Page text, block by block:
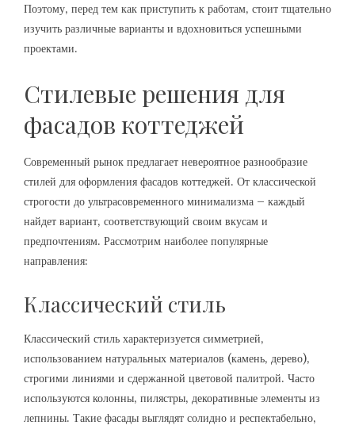
Поэтому‚ перед тем как приступить к работам‚ стоит тщательно
изучить различные варианты и вдохновиться успешными
проектами.
Стилевые решения для
фасадов коттеджей
Современный рынок предлагает невероятное разнообразие
стилей для оформления фасадов коттеджей. От классической
строгости до ультрасовременного минимализма – каждый
найдет вариант‚ соответствующий своим вкусам и
предпочтениям. Рассмотрим наиболее популярные
направления:
Классический стиль
Классический стиль характеризуется симметрией‚
использованием натуральных материалов (камень‚ дерево)‚
строгими линиями и сдержанной цветовой палитрой. Часто
используются колонны‚ пилястры‚ декоративные элементы из
лепнины. Такие фасады выглядят солидно и респектабельно‚